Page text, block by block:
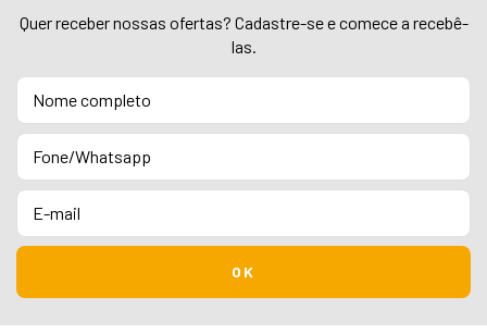
Quer receber nossas ofertas? Cadastre-se e comece a recebê-
las.